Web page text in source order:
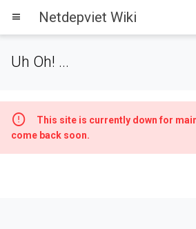
menu Netdepviet Wiki
Uh Oh! ...
This site is currently down for
come back soon.